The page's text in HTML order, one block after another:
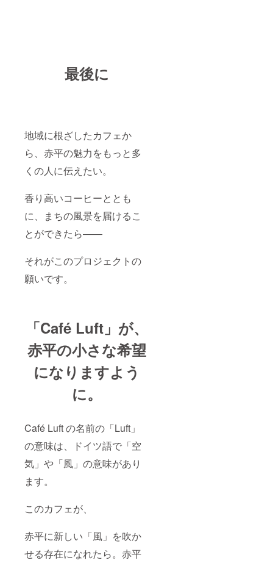
最後に
地域に根ざしたカフェか
ら、赤平の魅力をもっと多
くの人に伝えたい。
香り高いコーヒーととも
に、まちの風景を届けるこ
とができたら――
それがこのプロジェクトの
願いです。
「Café Luft」が、
赤平の小さな希望
になりますよう
に。
Café Luft の名前の「Luft」
の意味は、ドイツ語で「空
気」や「風」の意味があり
ます。
このカフェが、
赤平に新しい「風」を吹か
せる存在になれたら。赤平